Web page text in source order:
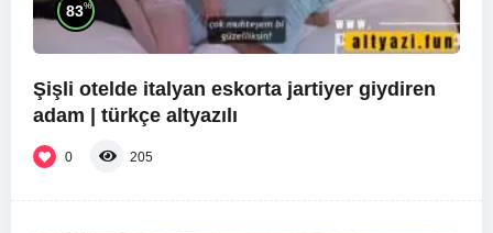
83%
Şişli otelde italyan eskorta jartiyer giydiren
adam | türkçe altyazılı
0 205